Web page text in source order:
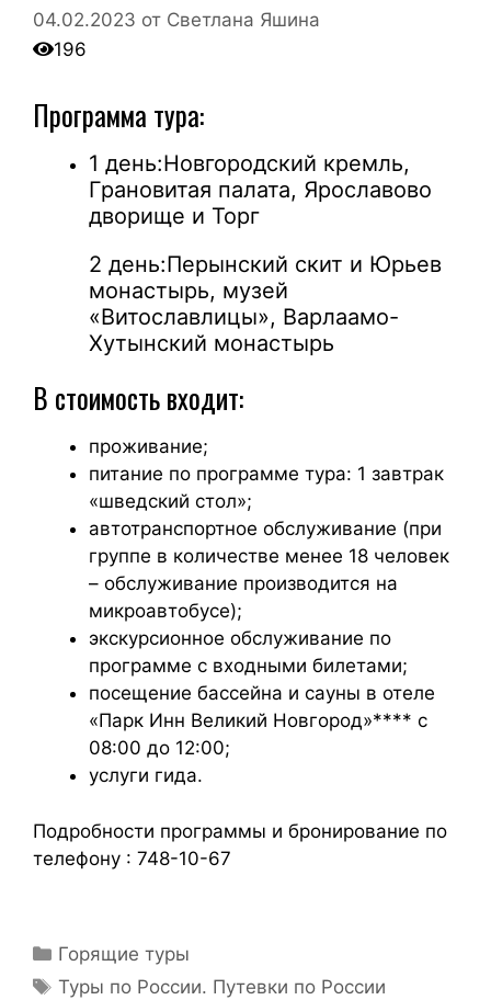
04.02.2023 от Светлана Яшина
196
Программа тура:
1 день:Новгородский кремль,
Грановитая палата, Ярославово
дворище и Торг
2 день:Перынский скит и Юрьев
монастырь, музей
«Витославлицы», Варлаамо-
Хутынский монастырь
В стоимость входит:
проживание;
питание по программе тура: 1 завтрак
«шведский стол»;
автотранспортное обслуживание (при
группе в количестве менее 18 человек
– обслуживание производится на
микроавтобусе);
экскурсионное обслуживание по
программе с входными билетами;
посещение бассейна и сауны в отеле
«Парк Инн Великий Новгород»**** с
08:00 до 12:00;
услуги гида.
Подробности программы и бронирование по
телефону : 748-10-67
Горящие туры
Туры по России. Путевки по России